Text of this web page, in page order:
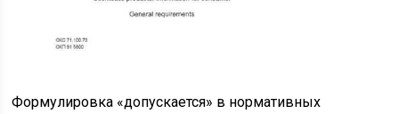
Формулировка «допускается» в нормативных